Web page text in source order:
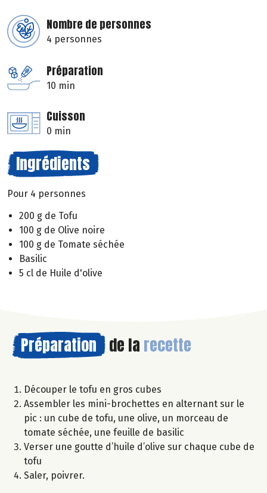
Nombre de personnes
4 personnes
Préparation
10 min
Cuisson
0 min
Ingrédients
Pour 4 personnes
200 g de Tofu
100 g de Olive noire
100 g de Tomate séchée
Basilic
5 cl de Huile d'olive
Préparation de la recette
Découper le tofu en gros cubes
Assembler les mini-brochettes en alternant sur le
pic : un cube de tofu, une olive, un morceau de
tomate séchée, une feuille de basilic
Verser une goutte d’huile d’olive sur chaque cube de
tofu
Saler, poivrer.